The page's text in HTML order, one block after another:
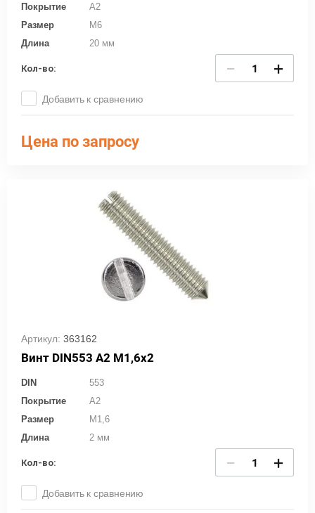
Покрытие
A2
Размер
M6
Длина
20 мм
Кол-во: − +
Добавить к сравнению
Цена по запросу
Артикул: 363162
Винт DIN553 А2 М1,6х2
DIN
553
Покрытие
A2
Размер
M1,6
Длина
2 мм
Кол-во: − +
Добавить к сравнению